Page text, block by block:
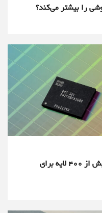
را بیشتر می‌کند؟
سامسونگ از اولین تراشه حافظه با بیش از ۴۰۰ لایه برای